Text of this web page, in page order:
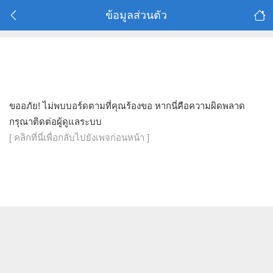
ข้อมูลส่วนตัว
ขออภัย! ไม่พบบอร์ดตามที่คุณร้องขอ หากนี่คือความผิดพลาด
กรุณาติดต่อผู้ดูแลระบบ
[ คลิกที่นี่เพื่อกลับไปยังเพจก่อนหน้า ]